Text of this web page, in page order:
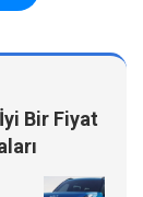
Bir Fiyat